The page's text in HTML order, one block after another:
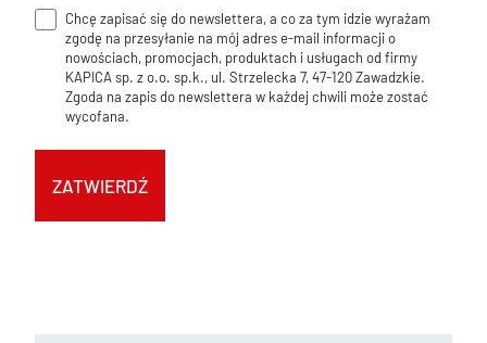
Zgoda
newsletter
Chcę zapisać się do newslettera, a co za tym idzie wyrażam
zgodę na przesyłanie na mój adres e-mail informacji o
nowościach, promocjach, produktach i usługach od firmy
KAPICA sp. z o.o. sp.k., ul. Strzelecka 7, 47-120 Zawadzkie.
Zgoda na zapis do newslettera w każdej chwili może zostać
wycofana.